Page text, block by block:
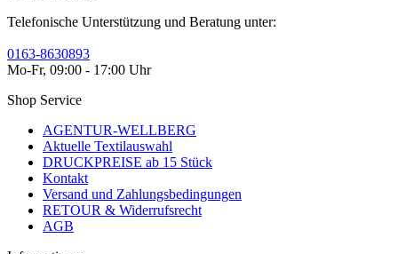
Telefonische Unterstützung und Beratung unter:
0163-8630893
Mo-Fr, 09:00 - 17:00 Uhr
Shop Service
AGENTUR-WELLBERG
Aktuelle Textilauswahl
DRUCKPREISE ab 15 Stück
Kontakt
Versand und Zahlungsbedingungen
RETOUR & Widerrufsrecht
AGB